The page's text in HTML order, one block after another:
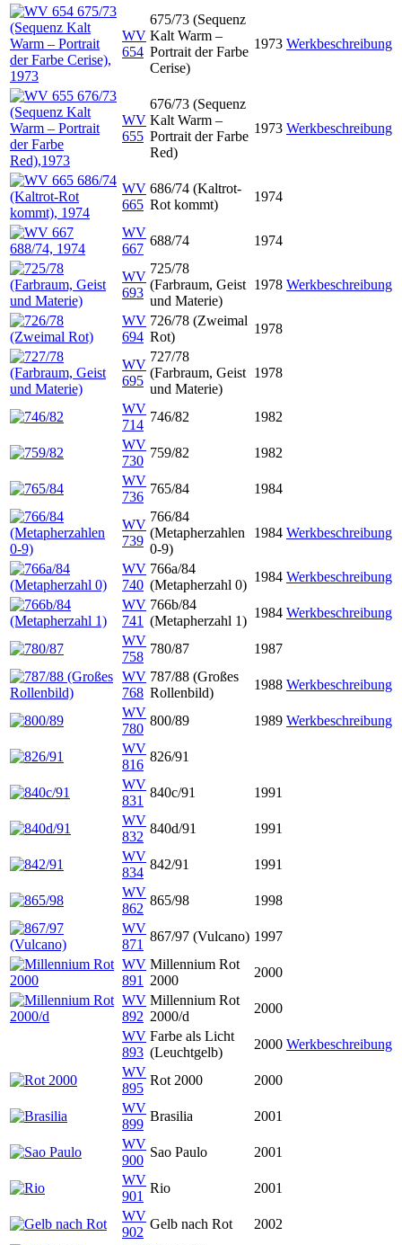
WV
654
675/73 (Sequenz
Kalt Warm –
Portrait der Farbe
Cerise)
1973 Werkbeschreibung
WV
655
676/73 (Sequenz
Kalt Warm –
Portrait der Farbe
Red)
1973 Werkbeschreibung
WV
665
686/74 (Kaltrot-
Rot kommt)
1974
WV
667
688/74 1974
WV
693
725/78
(Farbraum, Geist
und Materie)
1978 Werkbeschreibung
WV
694
726/78 (Zweimal
Rot)
1978
WV
695
727/78
(Farbraum, Geist
und Materie)
1978
WV
714
746/82
1982
WV
730
759/82
1982
WV
736
765/84 1984
WV
739
766/84
(Metapherzahlen
0-9)
1984 Werkbeschreibung
WV
740
766a/84
(Metapherzahl 0)
1984 Werkbeschreibung
WV
741
766b/84
(Metapherzahl 1)
1984 Werkbeschreibung
WV
758
780/87
1987
WV
768
787/88 (Großes
Rollenbild)
1988 Werkbeschreibung
WV
780
800/89 1989 Werkbeschreibung
WV
816
826/91
WV
831
840c/91
1991
WV
832
840d/91
1991
WV
834
842/91
1991
WV
862
865/98
1998
WV
871
867/97 (Vulcano) 1997
WV
891
Millennium Rot
2000
2000
WV
892
Millennium Rot
2000/d
2000
WV
893
Farbe als Licht
(Leuchtgelb)
2000 Werkbeschreibung
WV
895
Rot 2000
2000
WV
899
Brasilia
2001
WV
900
Sao Paulo
2001
WV
901
Rio
2001
WV
902
Gelb nach Rot
2002